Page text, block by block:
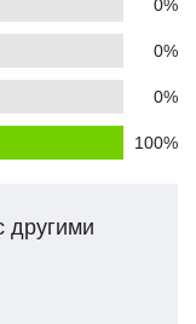
0%
0%
0%
100%
другими